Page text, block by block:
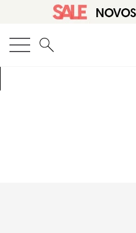
O que você está procurando?